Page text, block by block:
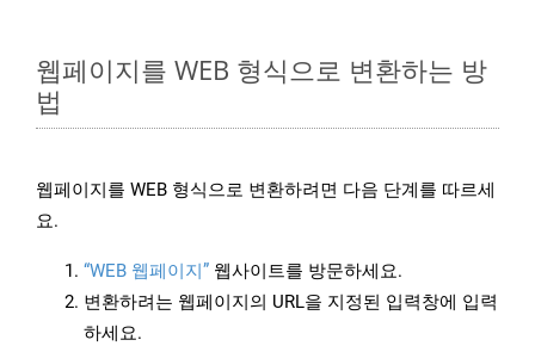
웹페이지를 WEB 형식으로 변환하는 방
법
웹페이지를 WEB 형식으로 변환하려면 다음 단계를 따르세
요.
“WEB 웹페이지” 웹사이트를 방문하세요.
변환하려는 웹페이지의 URL을 지정된 입력창에 입력
하세요.